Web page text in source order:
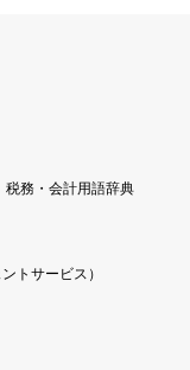
税務・会計用語辞典
トサービス）